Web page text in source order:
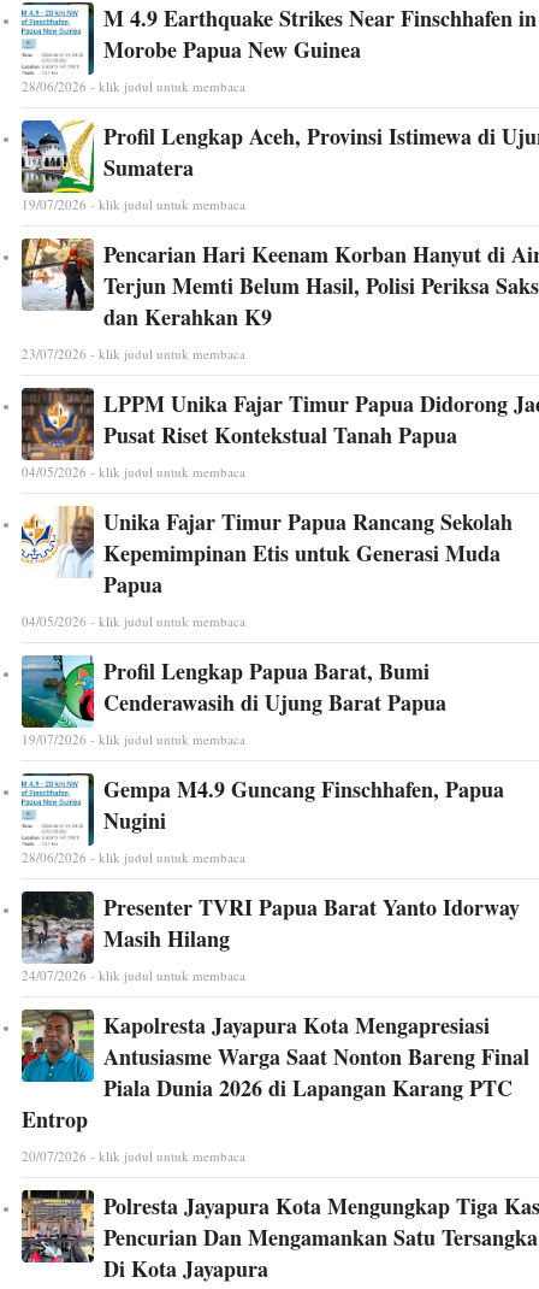
M 4.9 Earthquake Strikes Near Finschhafen in
Morobe Papua New Guinea
28/06/2026 - klik judul untuk membaca
Profil Lengkap Aceh, Provinsi Istimewa di
Sumatera
19/07/2026 - klik judul untuk membaca
Pencarian Hari Keenam Korban Hanyut di
Terjun Memti Belum Hasil, Polisi Periksa
dan Kerahkan K9
23/07/2026 - klik judul untuk membaca
LPPM Unika Fajar Timur Papua Didorong
Pusat Riset Kontekstual Tanah Papua
04/05/2026 - klik judul untuk membaca
Unika Fajar Timur Papua Rancang Sekolah
Kepemimpinan Etis untuk Generasi Muda
Papua
04/05/2026 - klik judul untuk membaca
Profil Lengkap Papua Barat, Bumi
Cenderawasih di Ujung Barat Papua
19/07/2026 - klik judul untuk membaca
Gempa M4.9 Guncang Finschhafen, Papua
Nugini
28/06/2026 - klik judul untuk membaca
Presenter TVRI Papua Barat Yanto Idorway
Masih Hilang
24/07/2026 - klik judul untuk membaca
Kapolresta Jayapura Kota Mengapresiasi
Antusiasme Warga Saat Nonton Bareng Final
Piala Dunia 2026 di Lapangan Karang PTC
Entrop
20/07/2026 - klik judul untuk membaca
Polresta Jayapura Kota Mengungkap Tiga
Pencurian Dan Mengamankan Satu Tersangka
Di Kota Jayapura